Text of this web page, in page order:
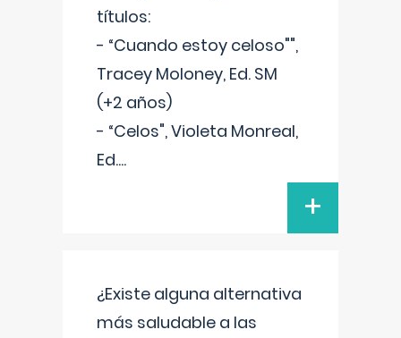
títulos:
- “Cuando estoy celoso"",
Tracey Moloney, Ed. SM
(+2 años)
- “Celos", Violeta Monreal,
Ed....
+
¿Existe alguna alternativa
más saludable a las